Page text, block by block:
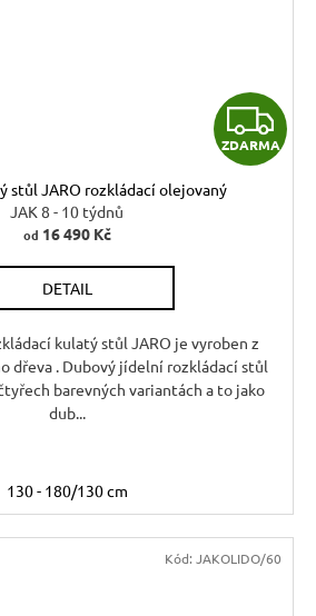
Z
D
ZDARMA
stůl JARO rozkládací olejovaný
JAK 8 - 10 týdnů
od 16 490 Kč
DETAIL
kulatý stůl JARO je vyroben z
dřeva . Dubový jídelní rozkládací stůl
barevných variantách a to jako
dub...
130 - 180/130 cm
Kód: JAKOLIDO/60